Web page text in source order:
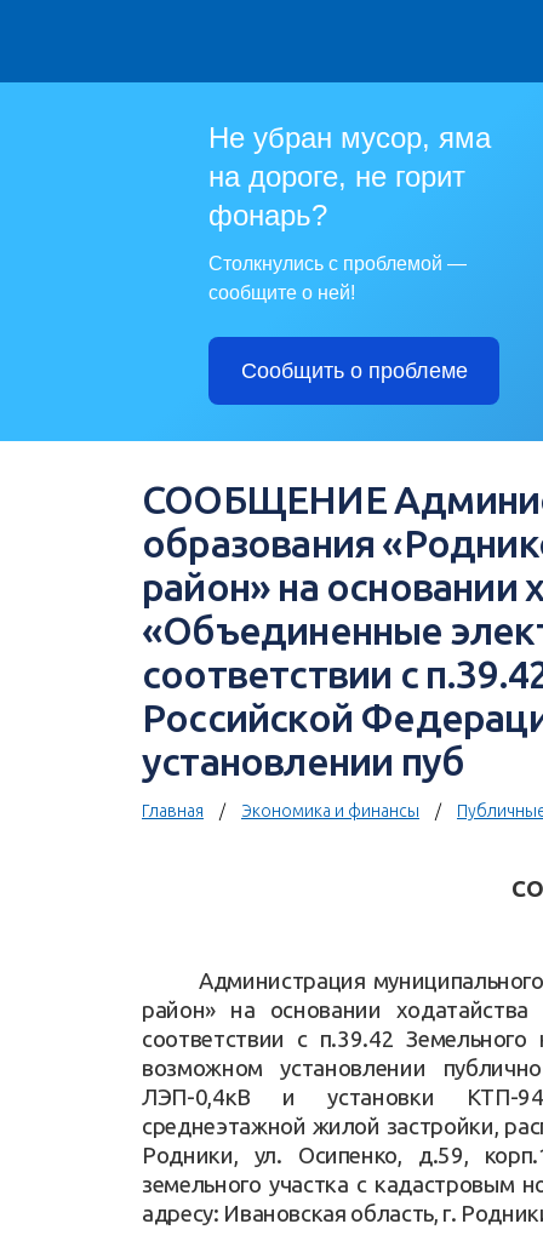
Не убран мусор, яма
на дороге, не горит
фонарь?
Столкнулись с проблемой —
сообщите о ней!
Сообщить о проблеме
СООБЩЕНИЕ
образования
район» на основании
«Объединенные
соответствии с
Российской
установлении пуб
Главная Экономика и финансы
Администрация
район» на основании
соответствии с п.39.42
возможном установлении
ЛЭП-0,4кВ и установки КТП-94
среднеэтажной жилой застройки,
Родники, ул. Осипенко, д.59,
земельного участка с кадастровым
адресу: Ивановская область, г.